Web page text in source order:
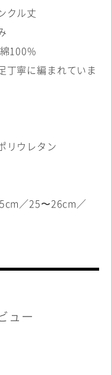
クル丈
100%
丁寧に編まれていま
リウレタン
／25〜26cm／
ュー